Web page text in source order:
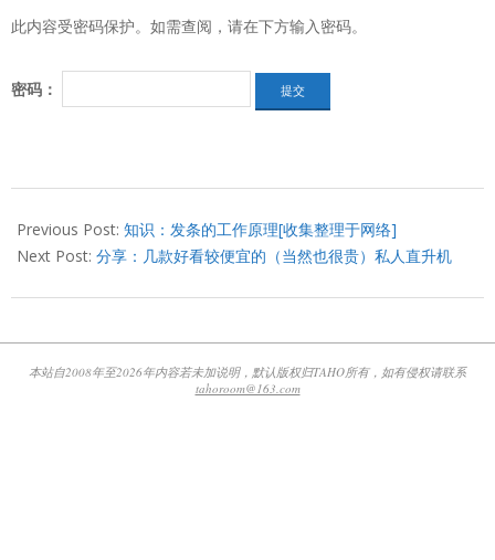
此内容受密码保护。如需查阅，请在下方输入密码。
密码：
06-
07
Previous Post: 知识：发条的工作原理[收集整理于网络]
Next Post: 分享：几款好看较便宜的（当然也很贵）私人直升机
本站自2008年至2026年内容若未加说明，默认版权归TAHO所有，如有侵权请联系
tahoroom@163.com